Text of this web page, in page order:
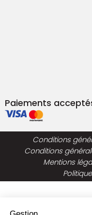
Paiements
Conditions
Conditions
Mentions